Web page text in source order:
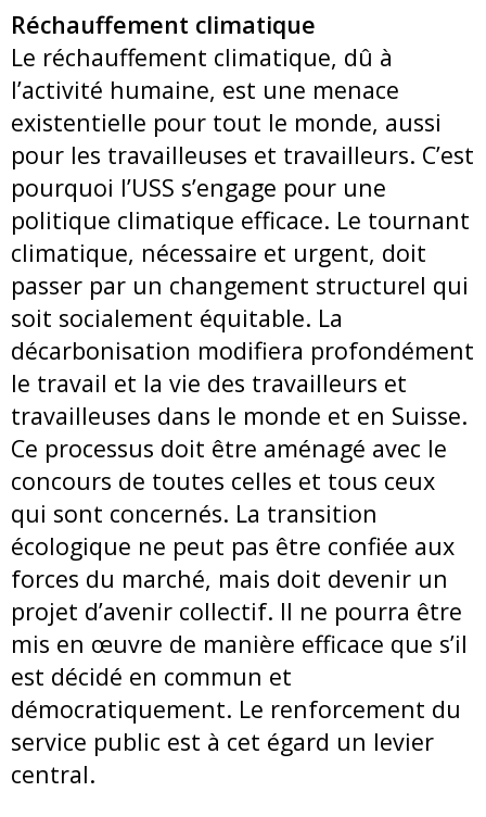
Réchauffement climatique
Le réchauffement climatique, dû à
l’activité humaine, est une menace
existentielle pour tout le monde, aussi
pour les travailleuses et travailleurs. C’est
pourquoi l’USS s’engage pour une
politique climatique efficace. Le tournant
climatique, nécessaire et urgent, doit
passer par un changement structurel qui
soit socialement équitable. La
décarbonisation modifiera profondément
le travail et la vie des travailleurs et
travailleuses dans le monde et en Suisse.
Ce processus doit être aménagé avec le
concours de toutes celles et tous ceux
qui sont concernés. La transition
écologique ne peut pas être confiée aux
forces du marché, mais doit devenir un
projet d’avenir collectif. Il ne pourra être
mis en œuvre de manière efficace que s’il
est décidé en commun et
démocratiquement. Le renforcement du
service public est à cet égard un levier
central.